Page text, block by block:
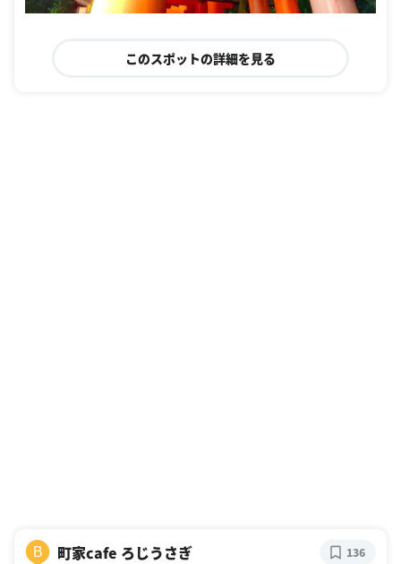
このスポットの詳細を見る
B 町家cafe ろじうさぎ 136